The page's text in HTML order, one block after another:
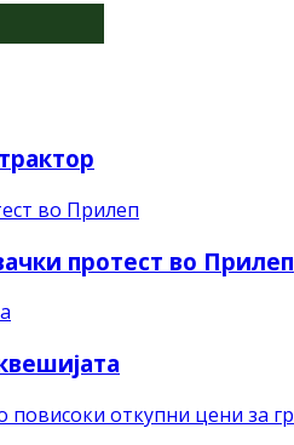
протест во Прилеп